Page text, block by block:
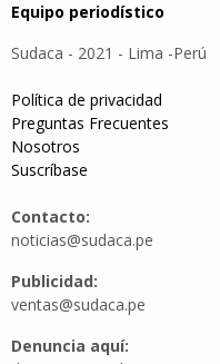
Equipo periodístico
Sudaca - 2021 - Lima -Perú
Política de privacidad
Preguntas Frecuentes
Nosotros
Suscríbase
Contacto:
noticias@sudaca.pe
Publicidad:
ventas@sudaca.pe
Denuncia aquí: